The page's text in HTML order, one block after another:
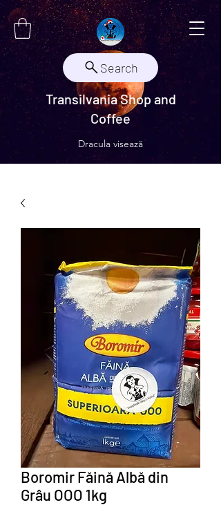
Search
Transilvania Shop and
Coffee
Dracula visează
Boromir Făină Albă din
Grâu OOO 1kg